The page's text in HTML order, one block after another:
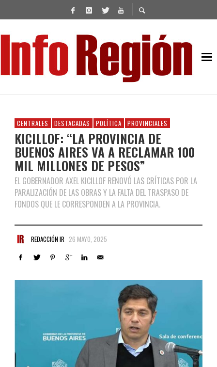
CENTRALES DESTACADAS POLÍTICA PROVINCIALES
KICILLOF: “LA PROVINCIA DE
BUENOS AIRES VA A RECLAMAR 100
MIL MILLONES DE PESOS”
EL GOBERNADOR AXEL KICILLOF RENOVÓ LAS CRÍTICAS POR LA
PARALIZACIÓN DE LAS OBRAS Y LA FALTA DEL TRASPASO DE
FONDOS QUE LE CORRESPONDEN A LA PROVINCIA.
REDACCIÓN IR 26 MAYO, 2025